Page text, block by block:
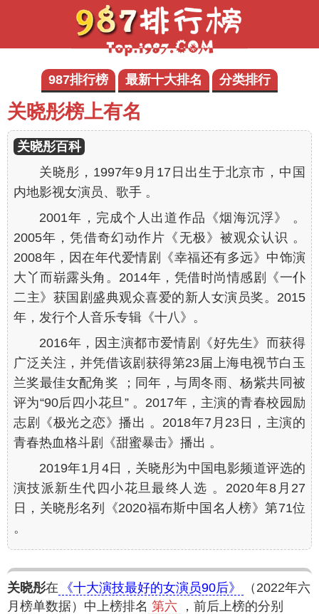
987排行榜 最新十大排名 分类排行
关晓彤榜上有名
关晓彤百科
关晓彤，1997年9月17日出生于北京市，中国
内地影视女演员、歌手 。
2001年，完成个人出道作品《烟海沉浮》 。
2005年，凭借奇幻动作片《无极》被观众认识 。
2008年，因在年代爱情剧《幸福还有多远》中饰演
大丫而崭露头角。2014年，凭借时尚情感剧《一仆
二主》获国剧盛典观众喜爱的新人女演员奖。2015
年，发行个人音乐专辑《十八》。
2016年，因主演都市爱情剧《好先生》而获得
广泛关注，并凭借该剧获得第23届上海电视节白玉
兰奖最佳女配角奖 ；同年，与周冬雨、杨紫共同被
评为“90后四小花旦” 。2017年，主演的青春校园励
志剧《极光之恋》播出 。2018年7月23日，主演的
青春热血格斗剧《甜蜜暴击》播出 。
2019年1月4日，关晓彤为中国电影频道评选的
演技派新生代四小花旦最终人选 。2020年8月27
日，关晓彤名列《2020福布斯中国名人榜》第71位
。
关晓彤在 《十大演技最好的女演员90后》
（2022年六
月榜单数据）中上榜排名 第六
，前后上榜的分别